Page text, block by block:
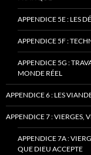
APPENDICE 5E : LES
APPENDICE 5F :
APPENDICE 5G :
MONDE RÉEL
APPENDICE 6 : LES
APPENDICE 7 : VIERGES,
APPENDICE 7A :
QUE DIEU ACCEPTE